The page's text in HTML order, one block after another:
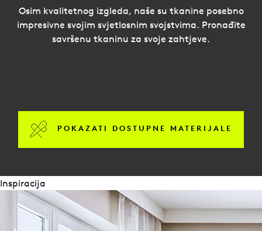
Osim kvalitetnog izgleda, naše su tkanine posebno
impresivne svojim svjetlosnim svojstvima. Pronađite
savršenu tkaninu za svoje zahtjeve.
POKAZATI DOSTUPNE MATERIJALE
Inspiracija